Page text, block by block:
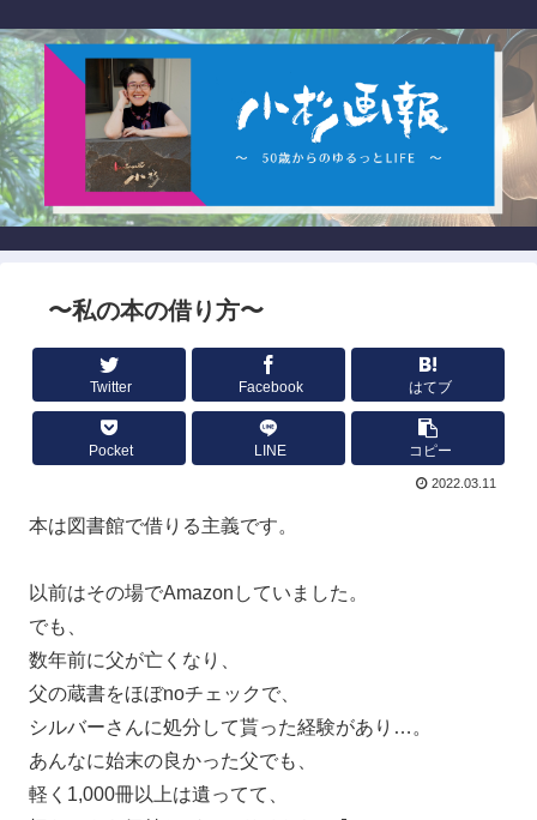
〜私の本の借り方〜
Twitter Facebook はてブ
Pocket LINE コピー
2022.03.11
本は図書館で借りる主義です。
以前はその場でAmazonしていました。
でも、
数年前に父が亡くなり、
父の蔵書をほぼnoチェックで、
シルバーさんに処分して貰った経験があり…。
あんなに始末の良かった父でも、
軽く1,000冊以上は遺ってて、